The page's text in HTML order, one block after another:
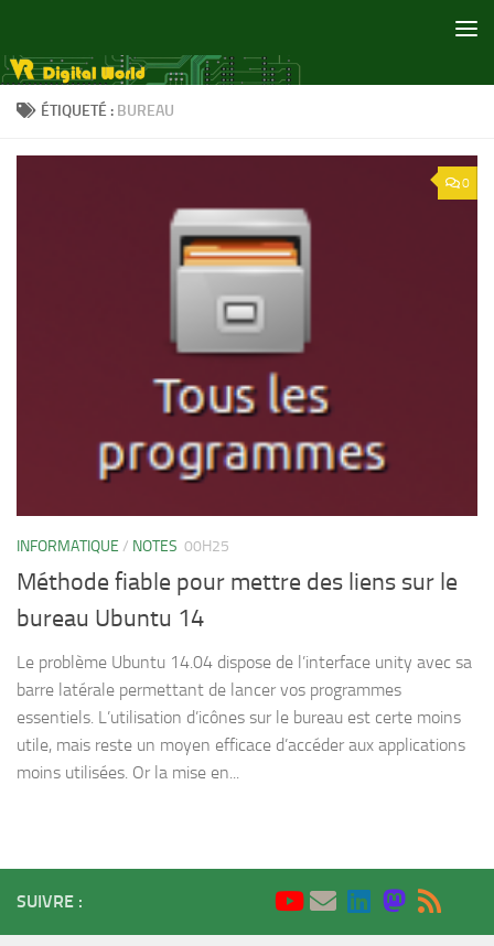
ÉTIQUETÉ : BUREAU
0
INFORMATIQUE / NOTES 00H25
Méthode fiable pour mettre des liens sur le
bureau Ubuntu 14
Le problème Ubuntu 14.04 dispose de l’interface unity avec sa
barre latérale permettant de lancer vos programmes
essentiels. L’utilisation d’icônes sur le bureau est certe moins
utile, mais reste un moyen efficace d’accéder aux applications
moins utilisées. Or la mise en...
SUIVRE :